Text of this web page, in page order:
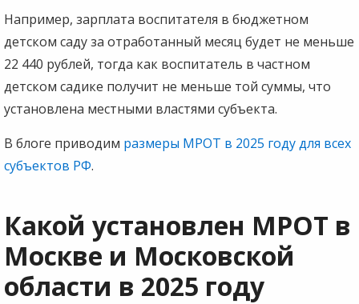
Например, зарплата воспитателя в бюджетном
детском саду за отработанный месяц будет не меньше
22 440 рублей, тогда как воспитатель в частном
детском садике получит не меньше той суммы, что
установлена местными властями субъекта.
В блоге приводим размеры МРОТ в 2025 году для всех
субъектов РФ.
Какой установлен МРОТ в
Москве и Московской
области в 2025 году